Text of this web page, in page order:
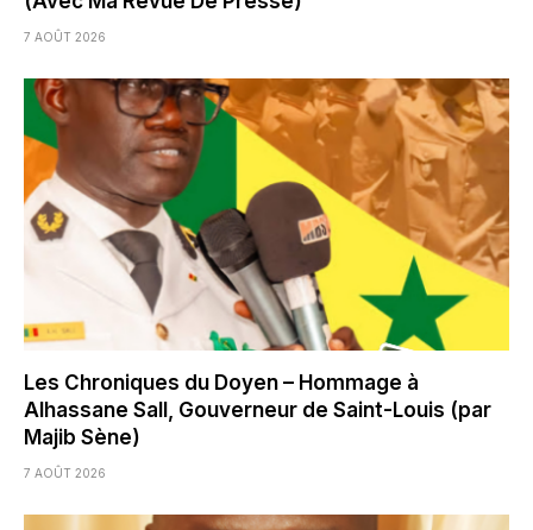
7 AOÛT 2026
Les Chroniques du Doyen – Hommage à
Alhassane Sall, Gouverneur de Saint-Louis (par
Majib Sène)
7 AOÛT 2026